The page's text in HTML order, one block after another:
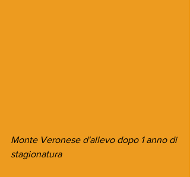
Monte Veronese d'allevo dopo 1 anno di
stagionatura